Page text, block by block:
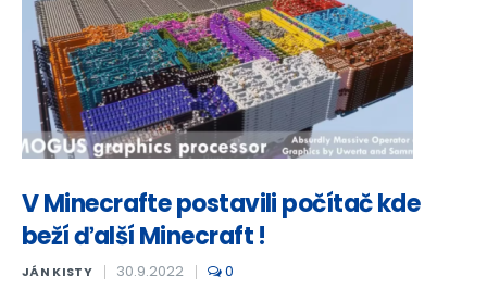
V Minecrafte postavili počítač kde
beží ďalší Minecraft !
JÁN KISTY 30.9.2022 0